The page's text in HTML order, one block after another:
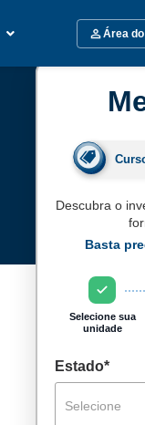
Área
Descubra o
Basta
Selecione sua
unidade
Estado*
Selecione